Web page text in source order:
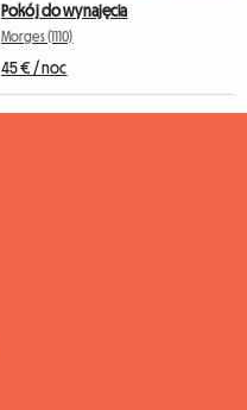
Pokój do wynajęcia
Morges (1110)
45 € / noc